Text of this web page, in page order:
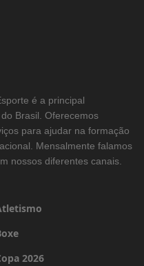
é a principal
Brasil. Oferecemos
para ajudar na formação
Mensalmente falamos
nossos diferentes canais.
2026